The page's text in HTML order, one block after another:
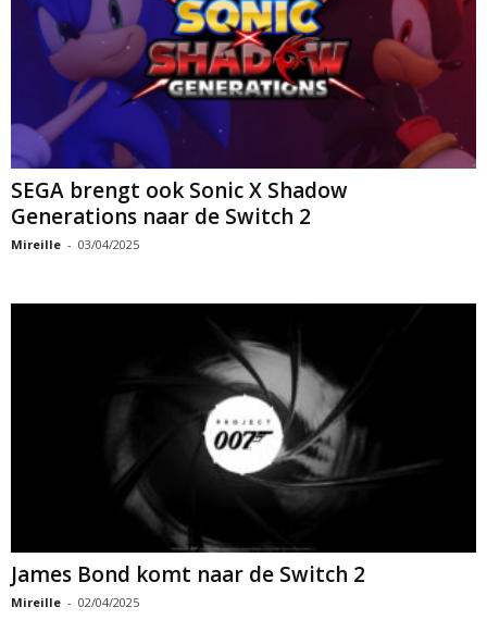
SEGA brengt ook Sonic X Shadow
Generations naar de Switch 2
Mireille - 03/04/2025
James Bond komt naar de Switch 2
Mireille - 02/04/2025